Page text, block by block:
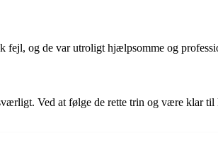
og de var utroligt hjælpsomme og
Ved at følge de rette trin og være klar